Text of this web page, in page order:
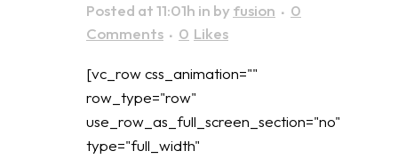
Posted at 11:01h in byfusion
0
Comments
0 Likes
[vc_row css_animation=""
row_type="row"
use_row_as_full_screen_section="no"
type="full_width"